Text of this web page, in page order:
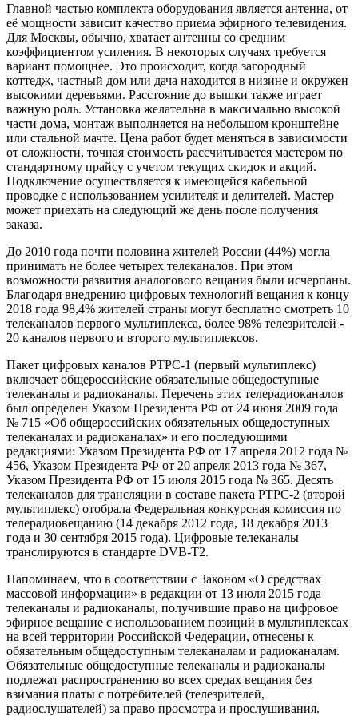
Главной частью комплекта оборудования является антенна, от
её мощности зависит качество приема эфирного телевидения.
Для Москвы, обычно, хватает антенны со средним
коэффициентом усиления. В некоторых случаях требуется
вариант помощнее. Это происходит, когда загородный
коттедж, частный дом или дача находится в низине и окружен
высокими деревьями. Расстояние до вышки также играет
важную роль. Установка желательна в максимально высокой
части дома, монтаж выполняется на небольшом кронштейне
или стальной мачте. Цена работ будет меняться в зависимости
от сложности, точная стоимость рассчитывается мастером по
стандартному прайсу с учетом текущих скидок и акций.
Подключение осуществляется к имеющейся кабельной
проводке с использованием усилителя и делителей. Мастер
может приехать на следующий же день после получения
заказа.
До 2010 года почти половина жителей России (44%) могла
принимать не более четырех телеканалов. При этом
возможности развития аналогового вещания были исчерпаны.
Благодаря внедрению цифровых технологий вещания к концу
2018 года 98,4% жителей страны могут бесплатно смотреть 10
телеканалов первого мультиплекса, более 98% телезрителей -
20 каналов первого и второго мультиплексов.
Пакет цифровых каналов РТРС-1 (первый мультиплекс)
включает общероссийские обязательные общедоступные
телеканалы и радиоканалы. Перечень этих телерадиоканалов
был определен Указом Президента РФ от 24 июня 2009 года
№ 715 «Об общероссийских обязательных общедоступных
телеканалах и радиоканалах» и его последующими
редакциями: Указом Президента РФ от 17 апреля 2012 года №
456, Указом Президента РФ от 20 апреля 2013 года № 367,
Указом Президента РФ от 15 июля 2015 года № 365. Десять
телеканалов для трансляции в составе пакета РТРС-2 (второй
мультиплекс) отобрала Федеральная конкурсная комиссия по
телерадиовещанию (14 декабря 2012 года, 18 декабря 2013
года и 30 сентября 2015 года). Цифровые телеканалы
транслируются в стандарте DVB-T2.
Напоминаем, что в соответствии с Законом «О средствах
массовой информации» в редакции от 13 июля 2015 года
телеканалы и радиоканалы, получившие право на цифровое
эфирное вещание с использованием позиций в мультиплексах
на всей территории Российской Федерации, отнесены к
обязательным общедоступным телеканалам и радиоканалам.
Обязательные общедоступные телеканалы и радиоканалы
подлежат распространению во всех средах вещания без
взимания платы с потребителей (телезрителей,
радиослушателей) за право просмотра и прослушивания.